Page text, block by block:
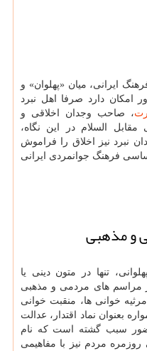
ایرانی، میان «پهلوان» و
امکان دارد صرفا اهل نبرد
، صاحب وجدان اخلاقی و
السلام در این نگاه،
نیز اخلاق را فراموش
فرهنگ جوانمردی ایرانی
و مذهبی
تنها در متون دینی یا
مراسم های مردمی و مذهبی
خوانی ها، منقبت خوانی
بعنوان نماد اقتدار، عدالت
سبب گشته است که نام
مردم نیز با مفاهیمی